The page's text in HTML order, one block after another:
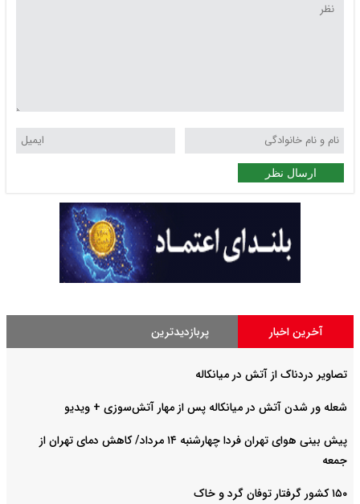
ارسال نظر
آخرین اخبار پربازدیدترین
تصاویر دردناک از آتش در میانکاله
شعله ور شدن آتش در میانکاله پس از مهار آتش‌سوزی + ویدیو
پیش بینی هوای تهران فردا چهارشنبه ۱۴ مرداد/ کاهش دمای تهران از
جمعه
۱۵۰ کشور گرفتار توفان گرد و خاک